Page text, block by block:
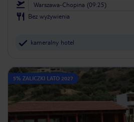
Warszawa-Chopina (09:25)
Bez wyżywienia
kameralny hotel
5% ZALICZKI LATO 2027